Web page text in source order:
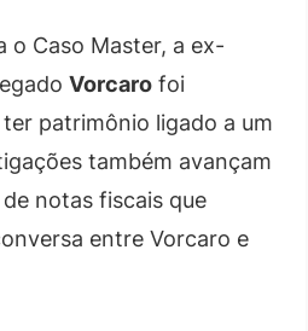
o Caso Master, a ex-
Vorcaro foi
patrimônio ligado a um
também avançam
notas fiscais que
entre Vorcaro e